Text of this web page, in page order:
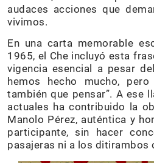
audaces acciones que
vivimos.
En una carta memorable
1965, el Che incluyó esta
vigencia esencial a pesar
hemos hecho mucho,
también que pensar”. A ese
actuales ha contribuido la
Manolo Pérez, auténtica y
participante, sin hacer
pasajeras ni a los ditirambos